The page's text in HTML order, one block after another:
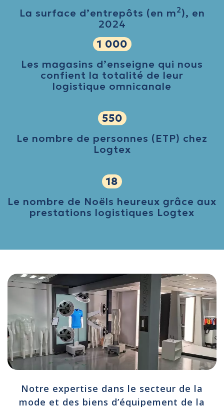
La surface d’entrepôts (en m2), en
2024
1 000
Les magasins d’enseigne qui nous
confient la totalité de leur
logistique omnicanale
550
Le nombre de personnes (ETP) chez
Logtex
18
Le nombre de Noëls heureux grâce aux
prestations logistiques Logtex
Notre expertise dans le secteur de la
mode et des biens d’équipement de la